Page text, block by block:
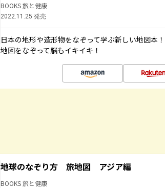
BOOKS 旅と健康
2022.11.25 発売
日本の地形や造形物をなぞって学ぶ新しい地図本
地図をなぞって脳もイキイキ！
地球のなぞり方 旅地図 アジア編
BOOKS 旅と健康